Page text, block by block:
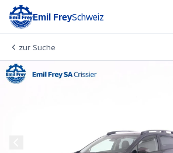
Emil FreySchweiz
zur Suche